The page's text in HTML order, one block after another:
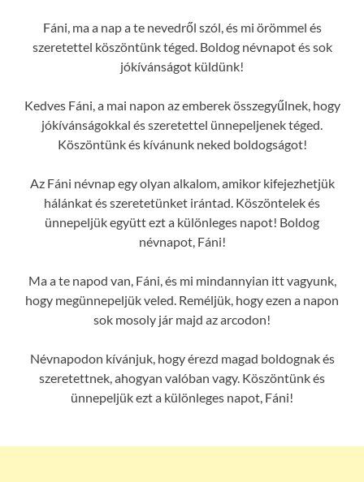
Fáni, ma a nap a te nevedről szól, és mi örömmel és
szeretettel köszöntünk téged. Boldog névnapot és sok
jókívánságot küldünk!
Kedves Fáni, a mai napon az emberek összegyűlnek, hogy
jókívánságokkal és szeretettel ünnepeljenek téged.
Köszöntünk és kívánunk neked boldogságot!
Az Fáni névnap egy olyan alkalom, amikor kifejezhetjük
hálánkat és szeretetünket irántad. Köszöntelek és
ünnepeljük együtt ezt a különleges napot! Boldog
névnapot, Fáni!
Ma a te napod van, Fáni, és mi mindannyian itt vagyunk,
hogy megünnepeljük veled. Reméljük, hogy ezen a napon
sok mosoly jár majd az arcodon!
Névnapodon kívánjuk, hogy érezd magad boldognak és
szeretettnek, ahogyan valóban vagy. Köszöntünk és
ünnepeljük ezt a különleges napot, Fáni!